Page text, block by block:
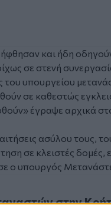
και ήδη
σε στενή
του υπουργείου
σε καθεστώς
έγραψε αρχικά
ασύλου τους,
σε κλειστές δομές,
ο υπουργός
στην Κρήτη (φωτό +
στην